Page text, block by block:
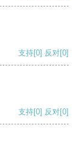
支持[0] 反对[0]
支持[0] 反对[0]